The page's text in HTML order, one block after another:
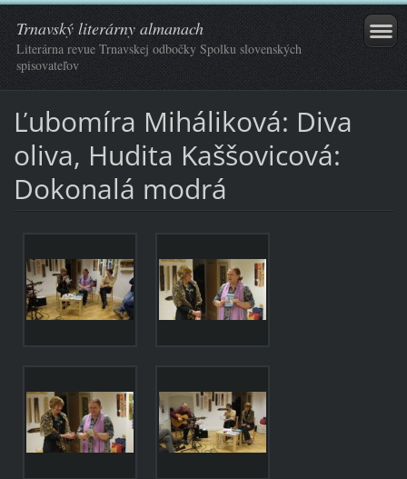
Trnavský literárny almanach
Literárna revue Trnavskej odbočky Spolku slovenských
spisovateľov
Ľubomíra Miháliková: Diva
oliva, Hudita Kaššovicová:
Dokonalá modrá